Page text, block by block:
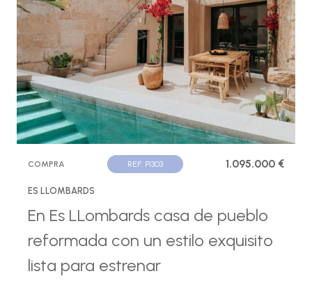
COMPRA REF. P1303 1.095.000 €
ES LLOMBARDS
En Es LLombards casa de pueblo
reformada con un estilo exquisito
lista para estrenar